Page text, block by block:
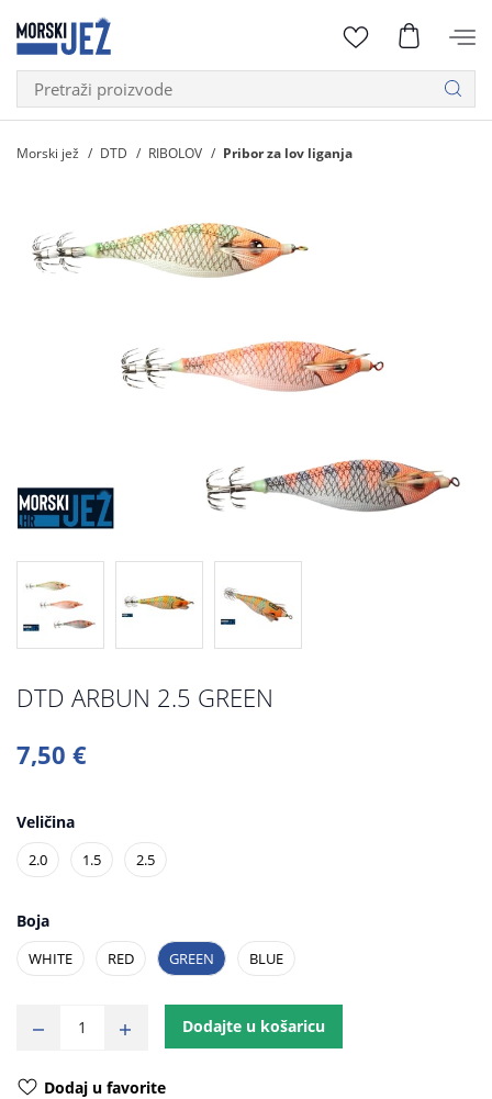
Morski jež DTD RIBOLOV Pribor za lov liganja
DTD ARBUN 2.5 GREEN
7,50 €
Veličina
2.0 1.5 2.5
Boja
WHITE RED GREEN BLUE
Dodajte u košaricu
Dodaj u favorite